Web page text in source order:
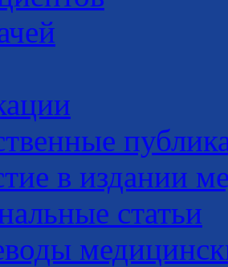
в издании
статьи